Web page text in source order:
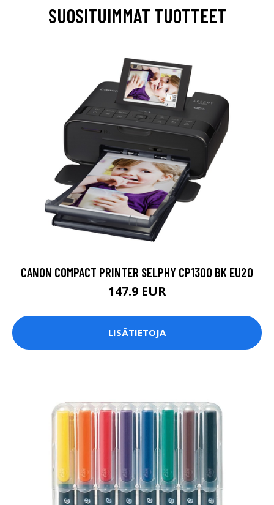
SUOSITUIMMAT TUOTTEET
CANON COMPACT PRINTER SELPHY CP1300 BK EU20
147.9 EUR
LISÄTIETOJA